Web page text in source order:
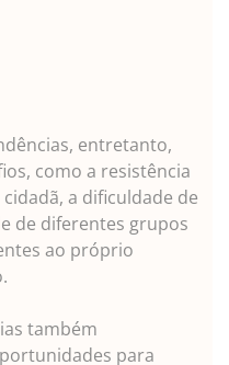
entretanto,
como a resistência
a dificuldade de
de diferentes grupos
ao próprio
também
para